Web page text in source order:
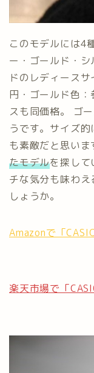
このモデルには4
ー・ゴールド・
ドのレディース
円・ゴールド色
スも同価格。 ゴ
うです。サイズ
も素敵だと思い
たモデルを探して
チな気分も味わ
しょうか。
Amazonで「
楽天市場で「